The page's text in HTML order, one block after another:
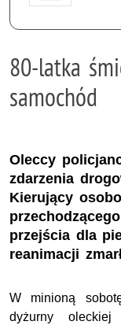
80-latka
samochód
Oleccy
zdarzenia
Kierujący
przejścia dla
reanimacji
W minioną
dyżurny oleckiej